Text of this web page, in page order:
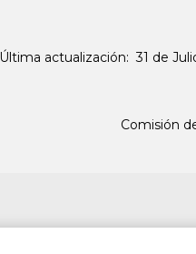
Última actualización: 31 de
Comisión